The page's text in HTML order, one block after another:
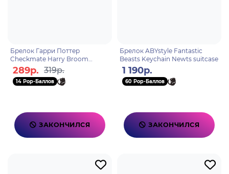
Брелок Гарри Поттер
Checkmate Harry Broom
RK39427C
289р. 319р.
14 Pop-Баллов
ЗАКОНЧИЛСЯ
Брелок ABYstyle Fantastic
Beasts Keychain Newts suitcase
1 190р.
60 Pop-Баллов
ЗАКОНЧИЛСЯ